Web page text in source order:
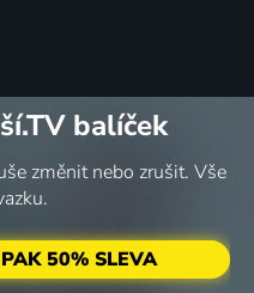
balíček
změnit nebo zrušit. Vše
50% SLEVA